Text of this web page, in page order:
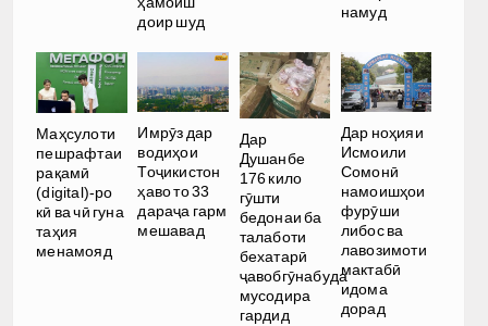
доир шуд
намуд
Маҳсулоти
пешрафтаи
рақамӣ
(digital)-ро
кӣ ва чӣ гуна
таҳия
менамояд
Имрӯз дар
водиҳои
Тоҷикистон
ҳаво то 33
дараҷа гарм
мешавад
Дар
Душанбе
176 кило
гӯшти
бедонаи ба
талаботи
бехатарӣ
ҷавобгӯнабуда
мусодира
гардид
Дар ноҳияи
Исмоили
Сомонӣ
намоишҳои
фурӯши
либос ва
лавозимоти
мактабӣ
идома
дорад